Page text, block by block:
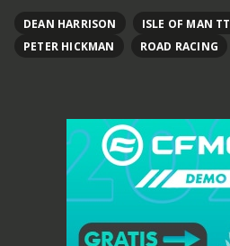
DEAN HARRISON ISLE OF MAN TT
PETER HICKMAN
ROAD RACING